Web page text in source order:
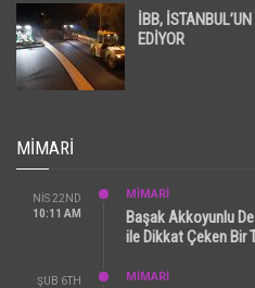
İBB,
EDİYOR
MIMARI
NIS 22ND
10:11 AM
MİMARİ
Başak Akkoyunlu
ile Dikkat Çeken Bir
ŞUB 6TH
MİMARİ